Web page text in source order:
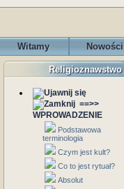
Witamy Nowości
Religioznawstwo
==>>
WPROWADZENIE
Podstawowa
terminologia
Czym jest kult?
Co to jest rytuał?
Absolut